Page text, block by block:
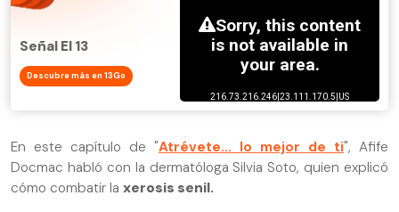
Señal El 13
Descubre más en 13Go
En este capítulo de "Atrévete… lo mejor de ti", Afife
Docmac habló con la dermatóloga Silvia Soto, quien explicó
cómo combatir la xerosis senil.